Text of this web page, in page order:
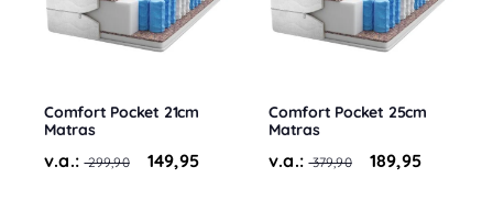
Comfort Pocket 21cm
Matras
v.a.:299,90 149,95
Comfort Pocket 25cm
Matras
v.a.:379,90 189,95